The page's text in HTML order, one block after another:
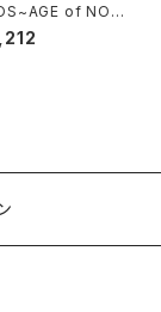
of NOV
ラジル サントス
ド ドライドオント